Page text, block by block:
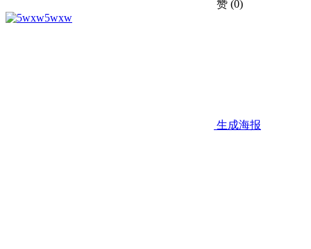
赞 (0)
5wxw
生成海报